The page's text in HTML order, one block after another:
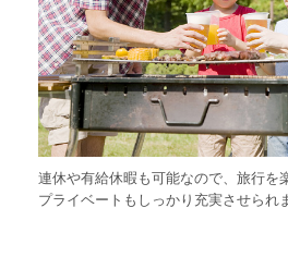
連休や有給休暇も可能なので、旅行を
プライベートもしっかり充実させられ